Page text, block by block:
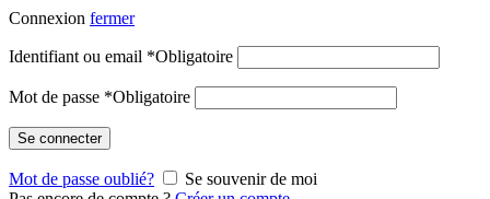
Connexion fermer
Identifiant ou email *Obligatoire
Mot de passe *Obligatoire
Se connecter
Mot de passe oublié?
Se souvenir de moi